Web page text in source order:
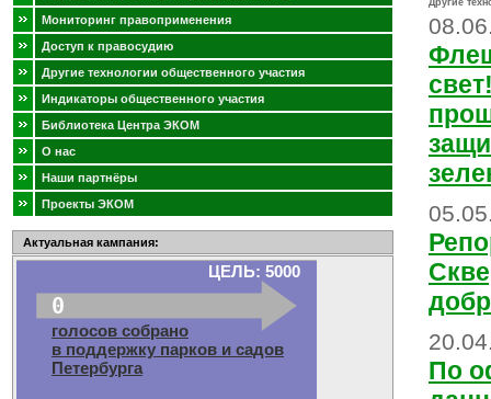
Мониторинг правоприменения
Доступ к правосудию
Другие технологии общественного участия
Индикаторы общественного участия
Библиотека Центра ЭКОМ
О нас
Наши партнёры
Проекты ЭКОМ
Актуальная кампания:
0
голосов собрано
в поддержку парков и садов
Петербурга
ЦЕЛЬ: 5000
Другие
По